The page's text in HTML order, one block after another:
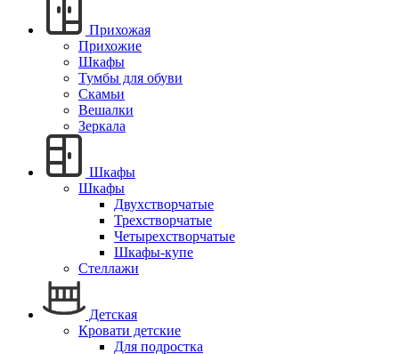
Прихожая
Прихожие
Шкафы
Тумбы для обуви
Скамьи
Вешалки
Зеркала
Шкафы
Шкафы
Двухстворчатые
Трехстворчатые
Четырехстворчатые
Шкафы-купе
Стеллажи
Детская
Кровати детские
Для подростка